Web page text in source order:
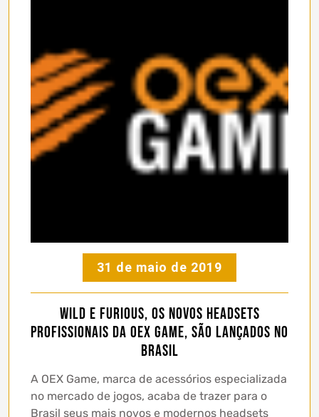
31 de maio de 2019
Wild e Furious, os novos headsets
profissionais da OEX game, são lançados no
Brasil
A OEX Game, marca de acessórios especializada
no mercado de jogos, acaba de trazer para o
Brasil seus mais novos e modernos headsets